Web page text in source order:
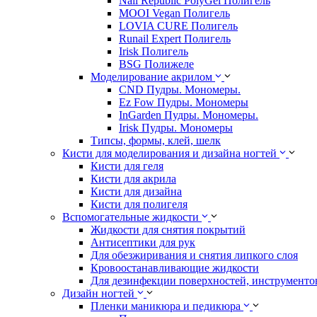
MOOI Vegan Полигель
LOVIA CURE Полигель
Runail Expert Полигель
Irisk Полигель
BSG Полижеле
Моделирование акрилом
CND Пудры. Мономеры.
Ez Fow Пудры. Мономеры
InGarden Пудры. Мономеры.
Irisk Пудры. Мономеры
Типсы, формы, клей, шелк
Кисти для моделирования и дизайна ногтей
Кисти для геля
Кисти для акрила
Кисти для дизайна
Кисти для полигеля
Вспомогательные жидкости
Жидкости для снятия покрытий
Антисептики для рук
Для обезжиривания и снятия липкого слоя
Кровоостанавливающие жидкости
Для дезинфекции поверхностей,
Дизайн ногтей
Пленки маникюра и педикюра